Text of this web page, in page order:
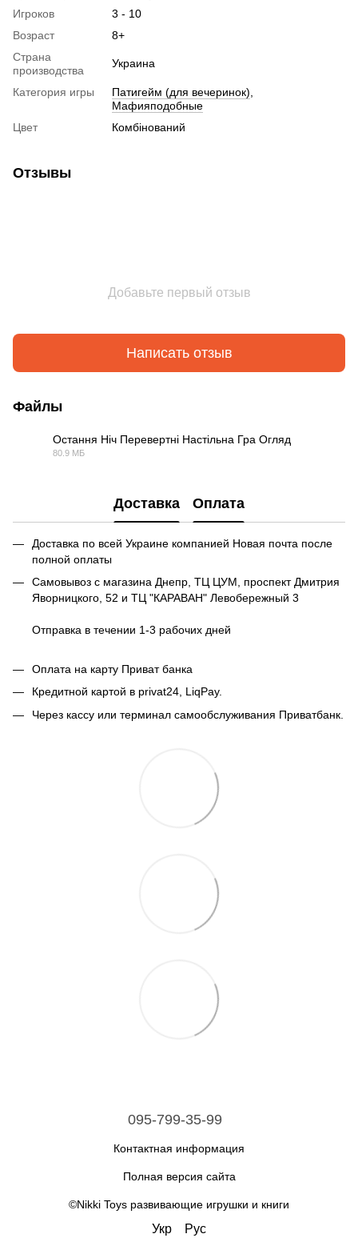
Игроков
3 - 10
Возраст
8+
Страна
производства
Украина
Категория игры Патигейм (для вечеринок)
Мафияподобные
Цвет
Комбінований
Отзывы
Добавьте первый отзыв
Написать отзыв
Файлы
Остання Ніч Перевертні Настільна Гра Огляд
80.9 МБ
Доставка Оплата
Доставка по всей Украине компанией Новая почта после
полной оплаты
Самовывоз с магазина Днепр, ТЦ ЦУМ, проспект Дмитрия
Яворницкого, 52 и ТЦ "КАРАВАН" Левобережный 3
Отправка в течении 1-3 рабочих дней
Оплата на карту Приват банка
Кредитной картой в privat24, LiqPay.
Через кассу или терминал самообслуживания Приватбанк.
095-799-35-99
Контактная информация
Полная версия сайта
©Nikki Toys развивающие игрушки и книги
Укр Рус